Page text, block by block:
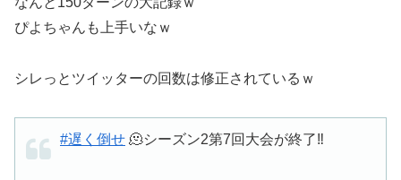
ぴよちゃんも上手いなｗ
シレっとツイッターの回数は修正されているｗ
#遅く倒せ 🫠シーズン2第7回大会が終了‼️